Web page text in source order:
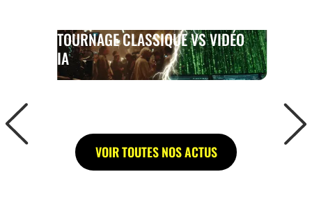
TOURNAGE CLASSIQUE VS VIDÉO
IA
VOIR TOUTES NOS ACTUS